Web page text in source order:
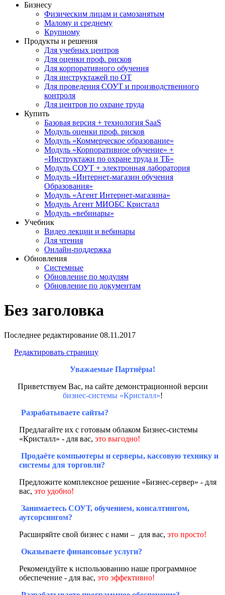
Бизнесу
Физическим лицам и самозанятым
Малому и среднему
Крупному
Продукты и решения
Для учебных центров
Для оценки проф. рисков
Для корпоративного обучения
Для инструктажей по ОТ
Для проведения СОУТ и производственного
контроля
Для центров по охране труда
Купить
Базовая версия + технология SaaS
Модуль оценки проф. рисков
Модуль «Коммерческое образование»
Модуль «Корпоративное обучение» +
«Инструктажи по охране труда и ТБ»
Модуль СОУТ + электронная лаборатория
Модуль «Интернет-магазин обучения
Образования»
Модуль «Агент Интернет-магазина»
Модуль Агент МИОБС Кристалл
Модуль «вебинары»
Учебник
Видео лекции и вебинары
Для чтения
Онлайн-поддержка
Обновления
Системные
Обновление по модулям
Обновление по документам
Без заголовка
Последнее редактирование 08.11.2017
Редактировать страницу
Уважаемые Партнёры!
Приветствуем Вас, на сайте демонстрационной версии
бизнес-системы «Кристалл»!
Разрабатываете сайты?
Предлагайте их с готовым облаком Бизнес-системы
«Кристалл» - для вас, это выгодно!
Продаёте компьютеры и серверы, кассовую технику и
системы для торговли?
Предложите комплексное решение «Бизнес-сервер» - для
вас, это удобно!
Занимаетесь СОУТ, обучением, консалтингом,
аутсорсингом?
Расширяйте свой бизнес с нами – для вас, это просто!
Оказываете финансовые услуги?
Рекомендуйте к использованию наше программное
обеспечение - для вас, это эффективно!